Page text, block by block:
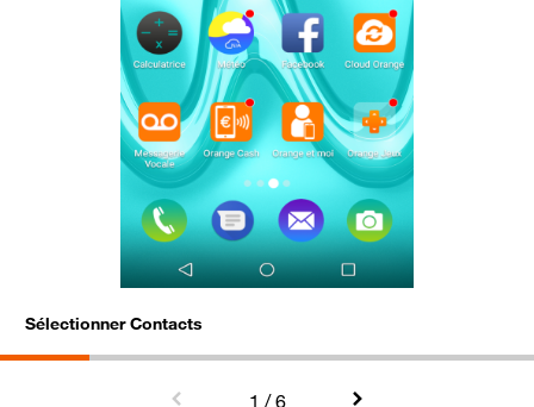
Sélectionner Contacts
1 / 6